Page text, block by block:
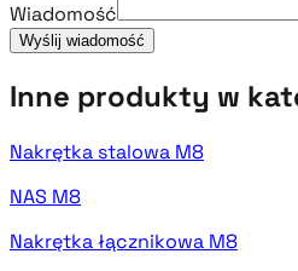
Wiadomość
Wyślij wiadomość
Inne produkty w
Nakrętka stalowa M8
NAS M8
Nakrętka łącznikowa M8